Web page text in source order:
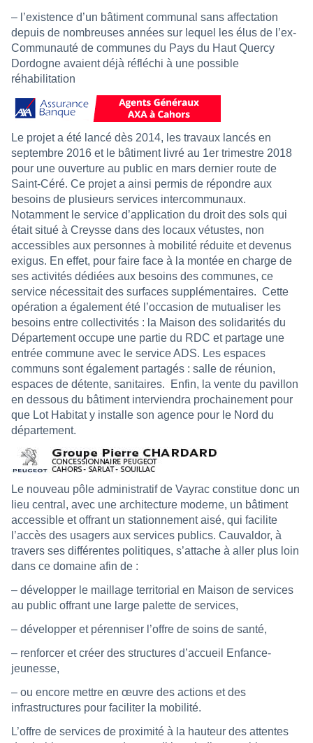
– l’existence d’un bâtiment communal sans affectation
depuis de nombreuses années sur lequel les élus de l’ex-
Communauté de communes du Pays du Haut Quercy
Dordogne avaient déjà réfléchi à une possible
réhabilitation
Le projet a été lancé dès 2014, les travaux lancés en
septembre 2016 et le bâtiment livré au 1er trimestre 2018
pour une ouverture au public en mars dernier route de
Saint-Céré. Ce projet a ainsi permis de répondre aux
besoins de plusieurs services intercommunaux.
Notamment le service d’application du droit des sols qui
était situé à Creysse dans des locaux vétustes, non
accessibles aux personnes à mobilité réduite et devenus
exigus. En effet, pour faire face à la montée en charge de
ses activités dédiées aux besoins des communes, ce
service nécessitait des surfaces supplémentaires. Cette
opération a également été l’occasion de mutualiser les
besoins entre collectivités : la Maison des solidarités du
Département occupe une partie du RDC et partage une
entrée commune avec le service ADS. Les espaces
communs sont également partagés : salle de réunion,
espaces de détente, sanitaires.
Enfin, la vente du pavillon
en dessous du bâtiment interviendra prochainement pour
que Lot Habitat y installe son agence pour le Nord du
département.
Le nouveau pôle administratif de Vayrac constitue donc un
lieu central, avec une architecture moderne, un bâtiment
accessible et offrant un stationnement aisé, qui facilite
l’accès des usagers aux services publics. Cauvaldor, à
travers ses différentes politiques, s’attache à aller plus loin
dans ce domaine afin de :
– développer le maillage territorial en Maison de services
au public offrant une large palette de services,
– développer et pérenniser l’offre de soins de santé,
– renforcer et créer des structures d’accueil Enfance-
jeunesse,
– ou encore mettre en œuvre des actions et des
infrastructures pour faciliter la mobilité.
L’offre de services de proximité à la hauteur des attentes